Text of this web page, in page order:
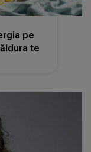
pe
te